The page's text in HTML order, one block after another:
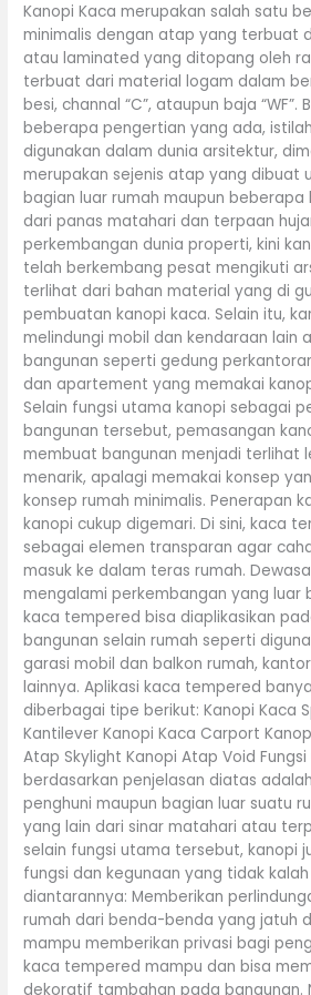
Kanopi Kaca merupakan salah satu
minimalis dengan atap yang terbuat
atau laminated yang ditopang oleh
terbuat dari material logam dalam
besi, channal “C”, ataupun baja “WF”.
beberapa pengertian yang ada,
digunakan dalam dunia arsitektur,
merupakan sejenis atap yang dibuat
bagian luar rumah maupun beberapa
dari panas matahari dan terpaan
perkembangan dunia properti, kini
telah berkembang pesat mengikuti
terlihat dari bahan material yang di
pembuatan kanopi kaca. Selain itu,
melindungi mobil dan kendaraan lain
bangunan seperti gedung
dan apartement yang memakai
Selain fungsi utama kanopi sebagai
bangunan tersebut, pemasangan
membuat bangunan menjadi terlihat
menarik, apalagi memakai konsep
konsep rumah minimalis. Penerapan
kanopi cukup digemari. Di sini, kaca
sebagai elemen transparan agar
masuk ke dalam teras rumah.
mengalami perkembangan yang luar
kaca tempered bisa diaplikasikan
bangunan selain rumah seperti
garasi mobil dan balkon rumah,
lainnya. Aplikasi kaca tempered
diberbagai tipe berikut: Kanopi Kaca
Kantilever Kanopi Kaca Carport
Atap Skylight Kanopi Atap Void
berdasarkan penjelasan diatas
penghuni maupun bagian luar suatu
yang lain dari sinar matahari atau
selain fungsi utama tersebut, kanopi
fungsi dan kegunaan yang tidak
diantarannya: Memberikan
rumah dari benda-benda yang jatuh
mampu memberikan privasi bagi
kaca tempered mampu dan bisa
dekoratif tambahan pada bangunan.